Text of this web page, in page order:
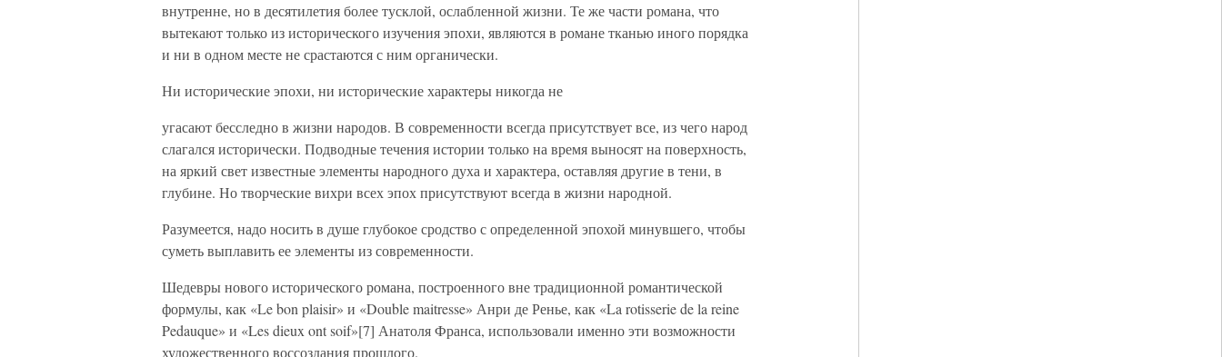
внутренне, но в десятилетия более тусклой, ослабленной жизни. Те же части романа, что
вытекают только из исторического изучения эпохи, являются в романе тканью иного порядка
и ни в одном месте не срастаются с ним органически.
Ни исторические эпохи, ни исторические характеры никогда не
угасают бесследно в жизни народов. В современности всегда присутствует все, из чего народ
слагался исторически. Подводные течения истории только на время выносят на поверхность,
на яркий свет известные элементы народного духа и характера, оставляя другие в тени, в
глубине. Но творческие вихри всех эпох присутствуют всегда в жизни народной.
Разумеется, надо носить в душе глубокое сродство с определенной эпохой минувшего, чтобы
суметь выплавить ее элементы из современности.
Шедевры нового исторического романа, построенного вне традиционной романтической
формулы, как «Le bon plaisir» и «Double maitresse» Анри де Ренье, как «La rotisserie de la reine
Pedauque» и «Les dieux ont soif»[7] Анатоля Франса, использовали именно эти возможности
художественного воссоздания прошлого.